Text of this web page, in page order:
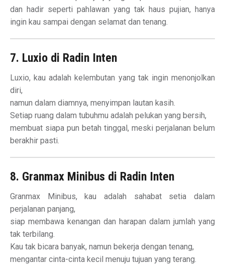
dan hadir seperti pahlawan yang tak haus pujian, hanya
ingin kau sampai dengan selamat dan tenang.
7. Luxio di Radin Inten
Luxio, kau adalah kelembutan yang tak ingin menonjolkan
diri,
namun dalam diamnya, menyimpan lautan kasih.
Setiap ruang dalam tubuhmu adalah pelukan yang bersih,
membuat siapa pun betah tinggal, meski perjalanan belum
berakhir pasti.
8. Granmax Minibus di Radin Inten
Granmax Minibus, kau adalah sahabat setia dalam
perjalanan panjang,
siap membawa kenangan dan harapan dalam jumlah yang
tak terbilang.
Kau tak bicara banyak, namun bekerja dengan tenang,
mengantar cinta-cinta kecil menuju tujuan yang terang.